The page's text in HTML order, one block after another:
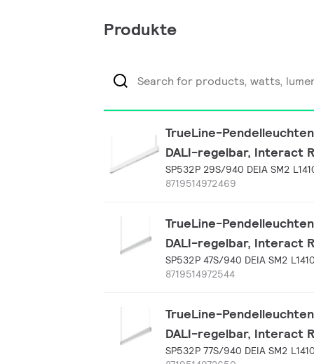
Produkte
TrueLine-
DALI-regelbar, Interact
SP532P 29S/940 DEIA SM2
8719514972469
TrueLine-
DALI-regelbar, Interact
SP532P 47S/940 DEIA SM2
8719514972544
TrueLine-
DALI-regelbar, Interact
SP532P 77S/940 DEIA SM2